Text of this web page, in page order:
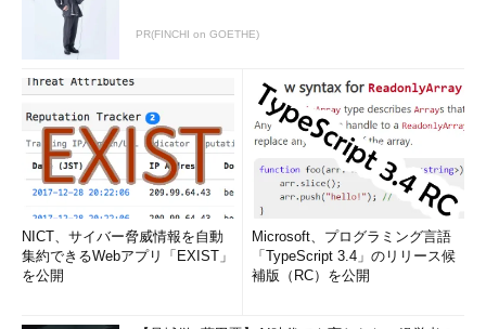
PR(FINCHI on GOETHE)
NICT、サイバー脅威情報を自動
集約できるWebアプリ「EXIST」
を公開
Microsoft、プログラミング言語
「TypeScript 3.4」のリリース候
補版（RC）を公開